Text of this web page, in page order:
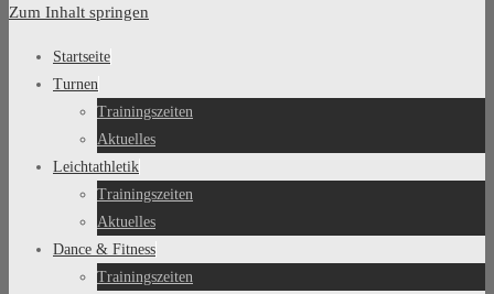
Zum Inhalt springen
Startseite
Turnen
Trainingszeiten
Aktuelles
Leichtathletik
Trainingszeiten
Aktuelles
Dance & Fitness
Trainingszeiten